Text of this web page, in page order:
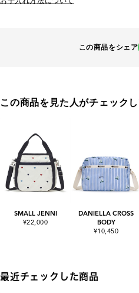
この商品をシェア
この商品を見た人がチェック
SMALL JENNI
¥22,000
DANIELLA CROSS
BODY
¥10,450
最近チェックした商品